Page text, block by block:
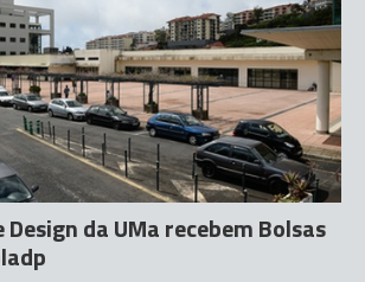
da UMa recebem Bolsas